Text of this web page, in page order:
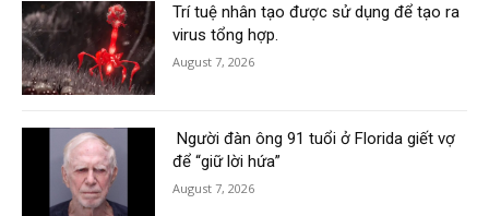
Trí tuệ nhân tạo được sử dụng để tạo ra
virus tổng hợp.
August 7, 2026
Người đàn ông 91 tuổi ở Florida giết vợ
để “giữ lời hứa”
August 7, 2026